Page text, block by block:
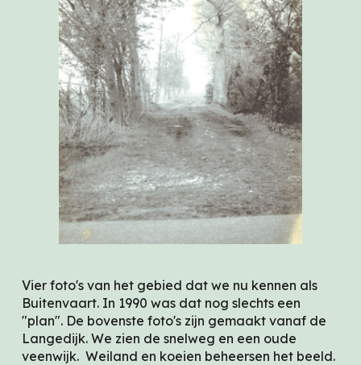
Vier foto's van het gebied dat we nu kennen als
Buitenvaart. In 1990 was dat nog slechts een
"plan". De bovenste foto's zijn gemaakt vanaf de
Langedijk. We zien de snelweg en een oude
veenwijk. Weiland en koeien beheersen het beeld.